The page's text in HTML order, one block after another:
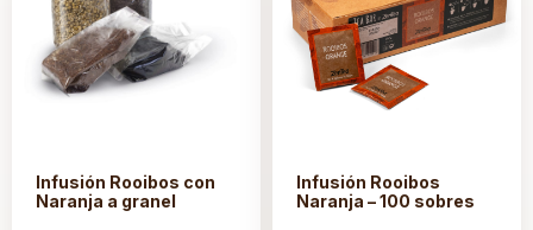
Infusión Rooibos con
Naranja a granel
Infusión Rooibos
Naranja – 100 sobres